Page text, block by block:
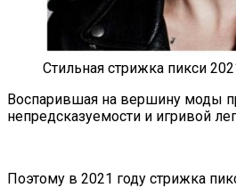
Стильная стрижка пикси
Воспарившая на вершину моды
непредсказуемости и игривой
Поэтому в 2021 году стрижка